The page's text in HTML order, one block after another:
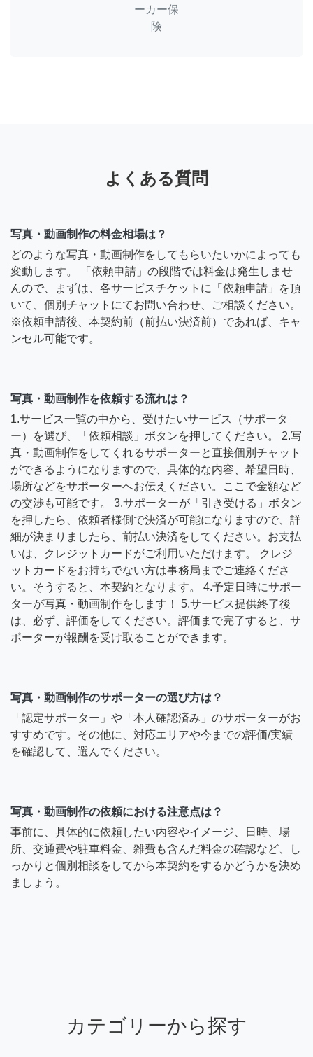
ーカー保
険
よくある質問
写真・動画制作の料金相場は？
どのような写真・動画制作をしてもらいたいかによっても
変動します。 「依頼申請」の段階では料金は発生しませ
んので、まずは、各サービスチケットに「依頼申請」を頂
いて、個別チャットにてお問い合わせ、ご相談ください。
※依頼申請後、本契約前（前払い決済前）であれば、キャ
ンセル可能です。
写真・動画制作を依頼する流れは？
1.サービス一覧の中から、受けたいサービス（サポータ
ー）を選び、「依頼相談」ボタンを押してください。 2.写
真・動画制作をしてくれるサポーターと直接個別チャット
ができるようになりますので、具体的な内容、希望日時、
場所などをサポーターへお伝えください。ここで金額など
の交渉も可能です。 3.サポーターが「引き受ける」ボタン
を押したら、依頼者様側で決済が可能になりますので、詳
細が決まりましたら、前払い決済をしてください。お支払
いは、クレジットカードがご利用いただけます。 クレジ
ットカードをお持ちでない方は事務局までご連絡くださ
い。そうすると、本契約となります。 4.予定日時にサポー
ターが写真・動画制作をします！ 5.サービス提供終了後
は、必ず、評価をしてください。評価まで完了すると、サ
ポーターが報酬を受け取ることができます。
写真・動画制作のサポーターの選び方は？
「認定サポーター」や「本人確認済み」のサポーターがお
すすめです。その他に、対応エリアや今までの評価/実績
を確認して、選んでください。
写真・動画制作の依頼における注意点は？
事前に、具体的に依頼したい内容やイメージ、日時、場
所、交通費や駐車料金、雑費も含んだ料金の確認など、し
っかりと個別相談をしてから本契約をするかどうかを決め
ましょう。
カテゴリーから探す